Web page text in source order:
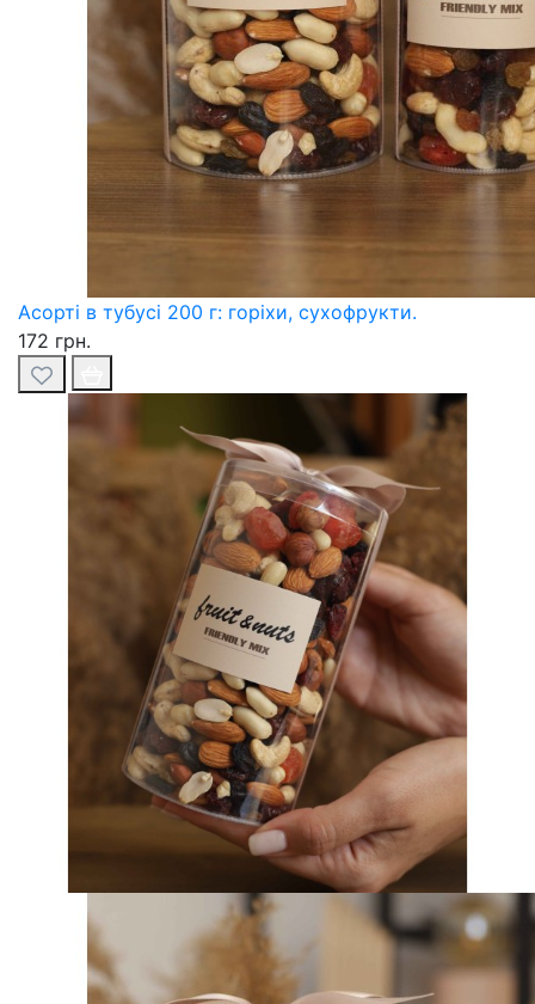
Асорті в тубусі 200 г: горіхи, сухофрукти.
172 грн.